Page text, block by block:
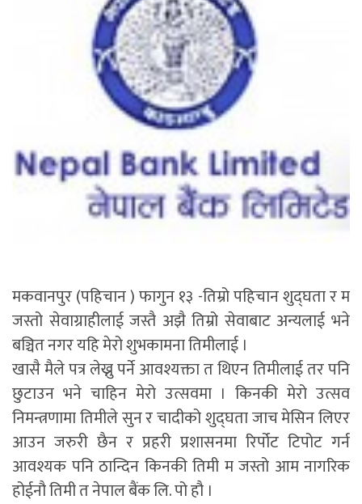
मकवानपुर (पहिचान ) फागुन १३ -तिम्रो पहिचान शुद्घता र म
जस्तो सेवाग्राहीलाई जस्तै अझै तिम्रो सेवाबाट अन्यलाई भने
बञ्चित नगर यहि मेरो शुभकामना तिमीलाई ।
खासै मैले पत्र लेख्नु पर्ने आवश्यक्ता त थिएन तिमीलाई तर पनि
छुटाउन भने चाहिन मेरो उत्सवमा । किनकी मेरो उत्सव
निमन्त्रणामा तिमीले सुन र चादीको शुद्घता जाच मेसिन लिएर
आउन जरुरी छैन र प्रहरी प्रशासनमा रिर्पोट टिपोट गर्न
आवश्यक पनि ठान्दिन किनकी तिमी म जस्तो आम नागरिक
होईनौ तिमी त नेपाल बैंक लि. पो हौ ।